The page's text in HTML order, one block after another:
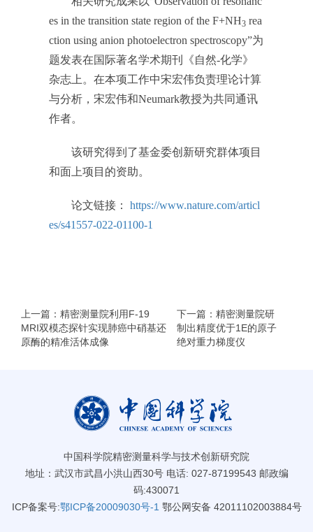
es in the transition state region of the F+NH3 rea
ction using anion photoelectron spectroscopy”为
题发表在国际著名学术期刊《自然-化学》
杂志上。在本项工作中宋宏伟负责理论计算
与分析，宋宏伟和Neumark教授为共同通讯
作者。
该研究得到了基金委创新研究群体项目
和面上项目的资助。
论文链接： https://www.nature.com/articl
es/s41557-022-01100-1
上一篇：精密测量院利用F-19
MRI双模态探针实现肺癌中硝基还
原酶的精准活体成像
下一篇：精密测量院研
制出精度优于1E的原子
绝对重力梯度仪
中国科学院精密测量科学与技术创新研究院
地址：武汉市武昌小洪山西30号 电话: 027-87199543 邮政编
码:430071
ICP备案号:鄂ICP备20009030号-1 鄂公网安备 42011102003884号